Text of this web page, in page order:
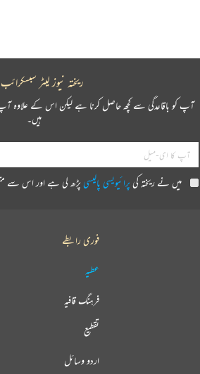
ریختہ نیوز لیٹر سبسکرائب
آپ کو باقاعدگی سے کچھ حاصل کرنا ہے لیکن اس کے علاوہ
ہیں۔
میں نے ریختہ کیپرائیویسی پالیسیپڑھ لی ہے اور اس سے
فوری رابطے
عطیہ
فرہنگ قافیہ
تقطیع
اردو وسائل